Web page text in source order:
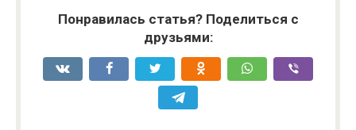
Понравилась статья? Поделиться с
друзьями: